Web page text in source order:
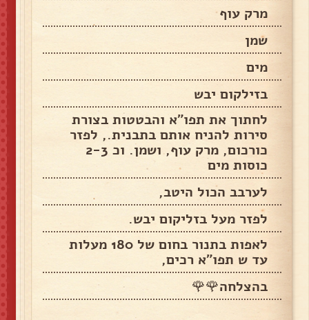
מרק עוף
שמן
מים
בזילקום יבש
לחתוך את תפו"א והבטטות בצורת
סירות להניח אותם בתבנית., לפזר
כורכום, מרק עוף, ושמן. וכ 2-3
כוסות מים
לערבב הכול היטב,
לפזר מעל בזליקום יבש.
לאפות בתנור בחום של 180 מעלות
עד ש תפו"א רכים,
בהצלחה🌹🌹